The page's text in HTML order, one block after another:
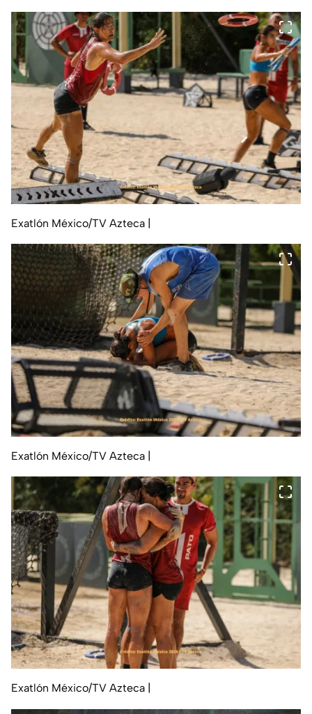
Exatlón México/TV Azteca |
Exatlón México/TV Azteca |
Exatlón México/TV Azteca